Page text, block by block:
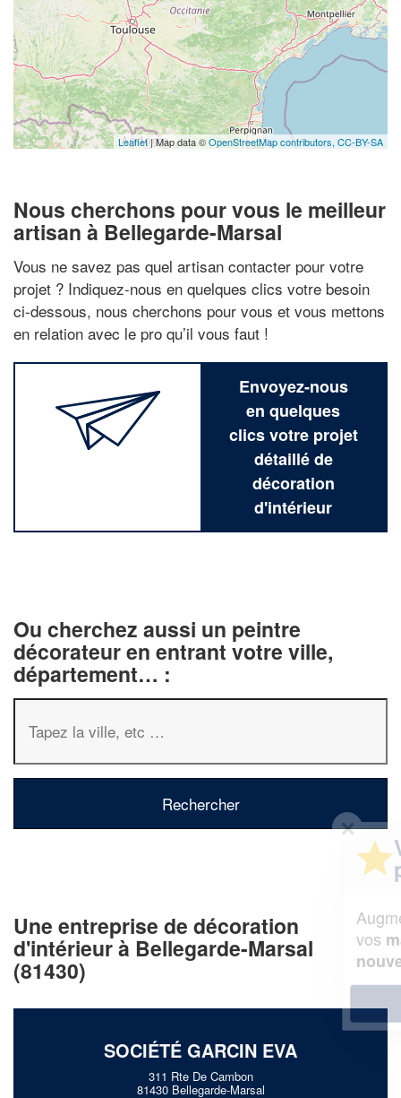
Leaflet| Map data ©OpenStreetMap contributors, CC-BY-SA
Nous cherchons pour vous le meilleur
artisan à Bellegarde-Marsal
Vous ne savez pas quel artisan contacter pour votre
projet ? Indiquez-nous en quelques clics votre besoin
ci-dessous, nous cherchons pour vous et vous mettons
en relation avec le pro qu’il vous faut !
Envoyez-nous
en quelques
clics votre projet
détaillé de
décoration
d'intérieur
Ou cherchez aussi un peintre
décorateur en entrant votre ville,
département… :
Une entreprise de décoration
d'intérieur à Bellegarde-Marsal
(81430)
SOCIÉTÉ GARCIN EVA
311 Rte De Cambon
81430 Bellegarde-Marsal
✕
Augmentez votrechiffre d'affaireset
vosmargestout en gagnant de
nouveaux clients!
En savoir plus